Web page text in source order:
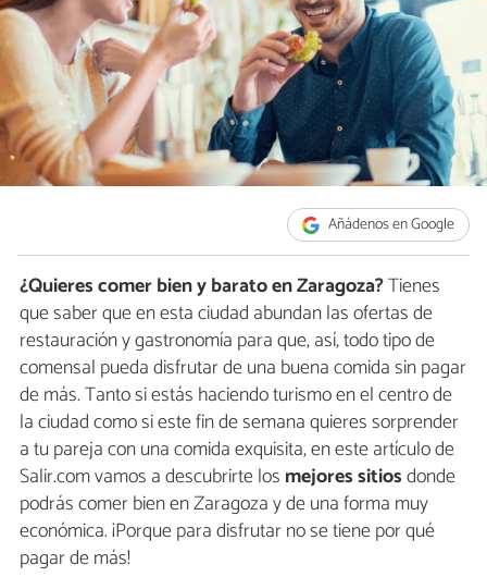
Añádenos en Google
¿Quieres comer bien y barato en Zaragoza?Tienes
que saber que en esta ciudad abundan las ofertas de
restauración y gastronomía para que, así, todo tipo de
comensal pueda disfrutar de una buena comida sin pagar
de más. Tanto si estás haciendo turismo en el centro de
la ciudad como si este fin de semana quieres sorprender
a tu pareja con una comida exquisita, en este artículo de
Salir.com vamos a descubrirte los mejores sitiosdonde
podrás comer bien en Zaragoza y de una forma muy
económica. ¡Porque para disfrutar no se tiene por qué
pagar de más!